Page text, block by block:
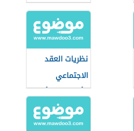
الاجتماع
نظريات العقد
الاجتماعي
كأساس لنشأة
الدولة